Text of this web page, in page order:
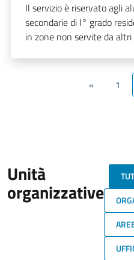
Il servizio è riservato agli
secondarie di I° grado
in zone non servite da altri
« 1
Unità
organizzative